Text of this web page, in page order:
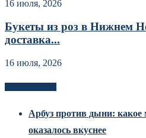
16 июля, 2026
Букеты из роз в Нижнем
доставка...
16 июля, 2026
Арбуз против дыни: какое
оказалось вкуснее